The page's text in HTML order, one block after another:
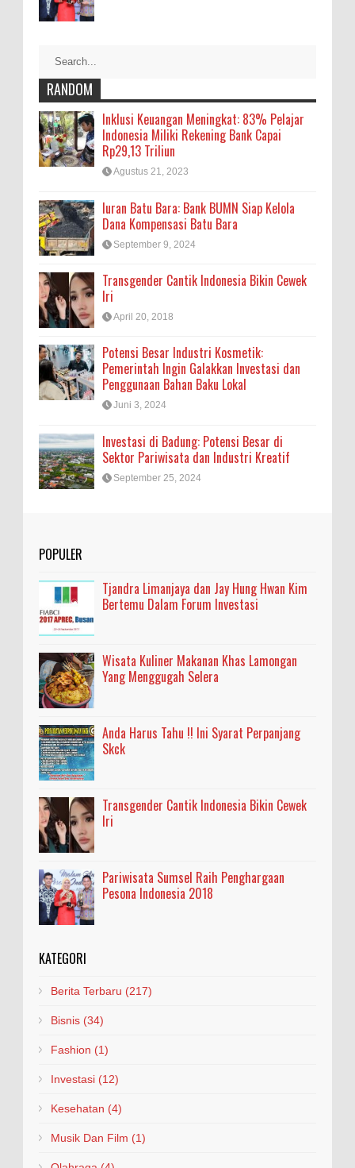
RANDOM
Inklusi Keuangan Meningkat: 83% Pelajar
Indonesia Miliki Rekening Bank Capai
Rp29,13 Triliun
Agustus 21, 2023
Iuran Batu Bara: Bank BUMN Siap Kelola
Dana Kompensasi Batu Bara
September 9, 2024
Transgender Cantik Indonesia Bikin Cewek
Iri
April 20, 2018
Potensi Besar Industri Kosmetik:
Pemerintah Ingin Galakkan Investasi dan
Penggunaan Bahan Baku Lokal
Juni 3, 2024
Investasi di Badung: Potensi Besar di
Sektor Pariwisata dan Industri Kreatif
September 25, 2024
POPULER
Tjandra Limanjaya dan Jay Hung Hwan Kim
Bertemu Dalam Forum Investasi
Wisata Kuliner Makanan Khas Lamongan
Yang Menggugah Selera
Anda Harus Tahu !! Ini Syarat Perpanjang
Skck
Transgender Cantik Indonesia Bikin Cewek
Iri
Pariwisata Sumsel Raih Penghargaan
Pesona Indonesia 2018
KATEGORI
Berita Terbaru (217)
Bisnis (34)
Fashion (1)
Investasi (12)
Kesehatan (4)
Musik Dan Film (1)